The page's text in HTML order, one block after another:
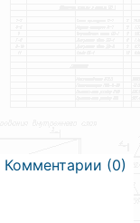
Комментарии (0)